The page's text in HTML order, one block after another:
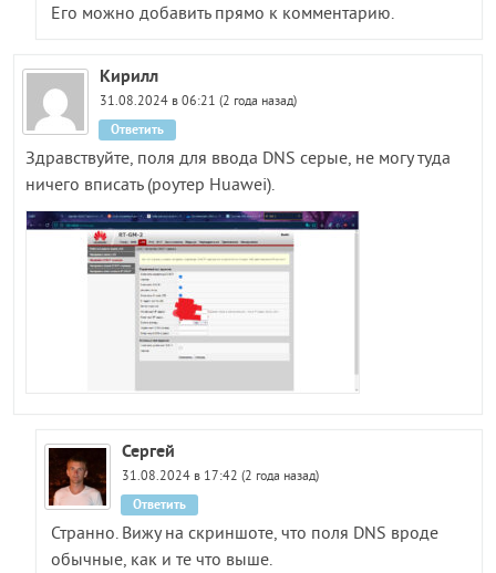
Его можно добавить прямо к комментарию.
Кирилл
31.08.2024 в 06:21 (2 года назад)
Здравствуйте, поля для ввода DNS серые, не могу туда
ничего вписать (роутер Huawei).
Ответить
Сергей
31.08.2024 в 17:42 (2 года назад)
Странно. Вижу на скриншоте, что поля DNS вроде
обычные, как и те что выше.
Ответить